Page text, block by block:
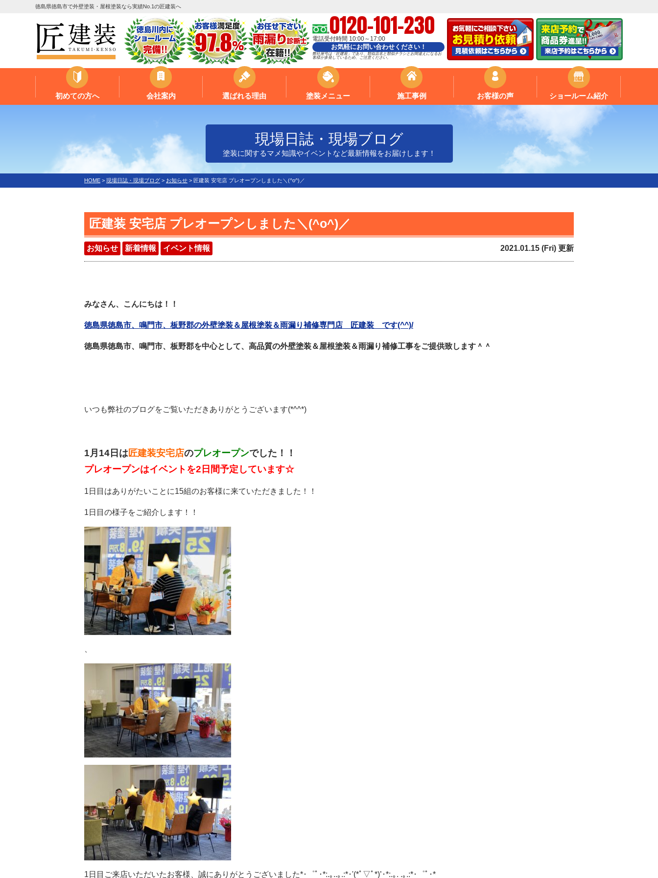
徳島県徳島市で外壁塗装・屋根塗装なら実績No.1の匠建装へ
0120-101-230
電話受付時間 10:00～17:00
お気軽にお問い合わせください！
弊社屋号は「匠建装」であり、類似店名と類似チラシとお間違えになるお
客様が多発しているため、ご注意ください。
初めての方へ 会社案内 選ばれる理由 塗装メニュー 施工事例 お客様の声 ショールーム紹介
現場日誌・現場ブログ
塗装に関するマメ知識やイベントなど最新情報をお届けします！
HOME > 現場日誌・現場ブログ > お知らせ > 匠建装 安宅店 プレオープンしました＼(^o^)／
匠建装 安宅店 プレオープンしました＼(^o^)／
お知らせ 新着情報 イベント情報 2021.01.15 (Fri) 更新
みなさん、こんにちは！！
徳島県徳島市、鳴門市、板野郡の外壁塗装＆屋根塗装＆雨漏り補修専門店 匠建装 です(^^)/
徳島県徳島市、鳴門市、板野郡を中心として、高品質の外壁塗装＆屋根塗装＆雨漏り補修工事をご提供致します＾＾
いつも弊社のブログをご覧いただきありがとうございます(*^^*)
1月14日は匠建装安宅店のプレオープンでした！！
プレオープンはイベントを2日間予定しています☆
1日目はありがたいことに15組のお客様に来ていただきました！！
1日目の様子をご紹介します！！
1日目ご来店いただいたお客様、誠にありがとうございました*･゜ﾟ･*:.｡..｡.:*･'(*ﾟ▽ﾟ*)’･*:.｡. .｡.:*･゜ﾟ･*